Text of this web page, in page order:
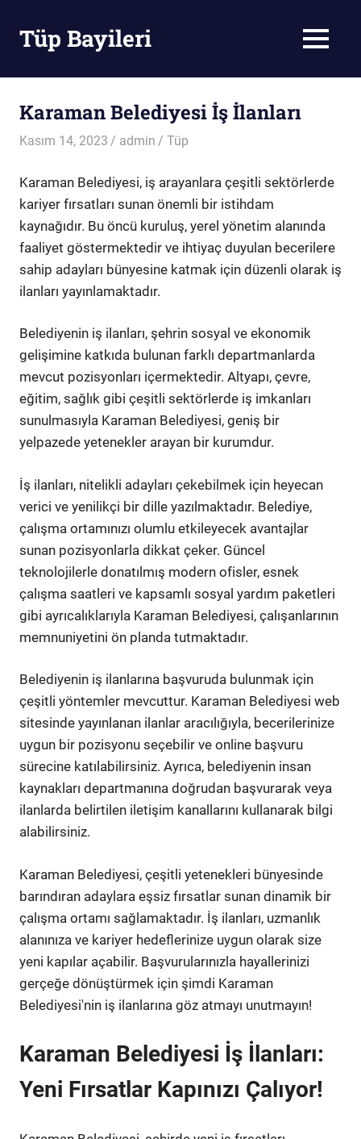
contentTüp Bayileri MENU
Karaman Belediyesi İş İlanları
Kasım 14, 2023 admin Tüp
Karaman Belediyesi, iş arayanlara çeşitli sektörlerde
kariyer fırsatları sunan önemli bir istihdam
kaynağıdır. Bu öncü kuruluş, yerel yönetim alanında
faaliyet göstermektedir ve ihtiyaç duyulan becerilere
sahip adayları bünyesine katmak için düzenli olarak iş
ilanları yayınlamaktadır.
Belediyenin iş ilanları, şehrin sosyal ve ekonomik
gelişimine katkıda bulunan farklı departmanlarda
mevcut pozisyonları içermektedir. Altyapı, çevre,
eğitim, sağlık gibi çeşitli sektörlerde iş imkanları
sunulmasıyla Karaman Belediyesi, geniş bir
yelpazede yetenekler arayan bir kurumdur.
İş ilanları, nitelikli adayları çekebilmek için heyecan
verici ve yenilikçi bir dille yazılmaktadır. Belediye,
çalışma ortamınızı olumlu etkileyecek avantajlar
sunan pozisyonlarla dikkat çeker. Güncel
teknolojilerle donatılmış modern ofisler, esnek
çalışma saatleri ve kapsamlı sosyal yardım paketleri
gibi ayrıcalıklarıyla Karaman Belediyesi, çalışanlarının
memnuniyetini ön planda tutmaktadır.
Belediyenin iş ilanlarına başvuruda bulunmak için
çeşitli yöntemler mevcuttur. Karaman Belediyesi web
sitesinde yayınlanan ilanlar aracılığıyla, becerilerinize
uygun bir pozisyonu seçebilir ve online başvuru
sürecine katılabilirsiniz. Ayrıca, belediyenin insan
kaynakları departmanına doğrudan başvurarak veya
ilanlarda belirtilen iletişim kanallarını kullanarak bilgi
alabilirsiniz.
Karaman Belediyesi, çeşitli yetenekleri bünyesinde
barındıran adaylara eşsiz fırsatlar sunan dinamik bir
çalışma ortamı sağlamaktadır. İş ilanları, uzmanlık
alanınıza ve kariyer hedeflerinize uygun olarak size
yeni kapılar açabilir. Başvurularınızla hayallerinizi
gerçeğe dönüştürmek için şimdi Karaman
Belediyesi'nin iş ilanlarına göz atmayı unutmayın!
Karaman Belediyesi İş İlanları:
Yeni Fırsatlar Kapınızı Çalıyor!